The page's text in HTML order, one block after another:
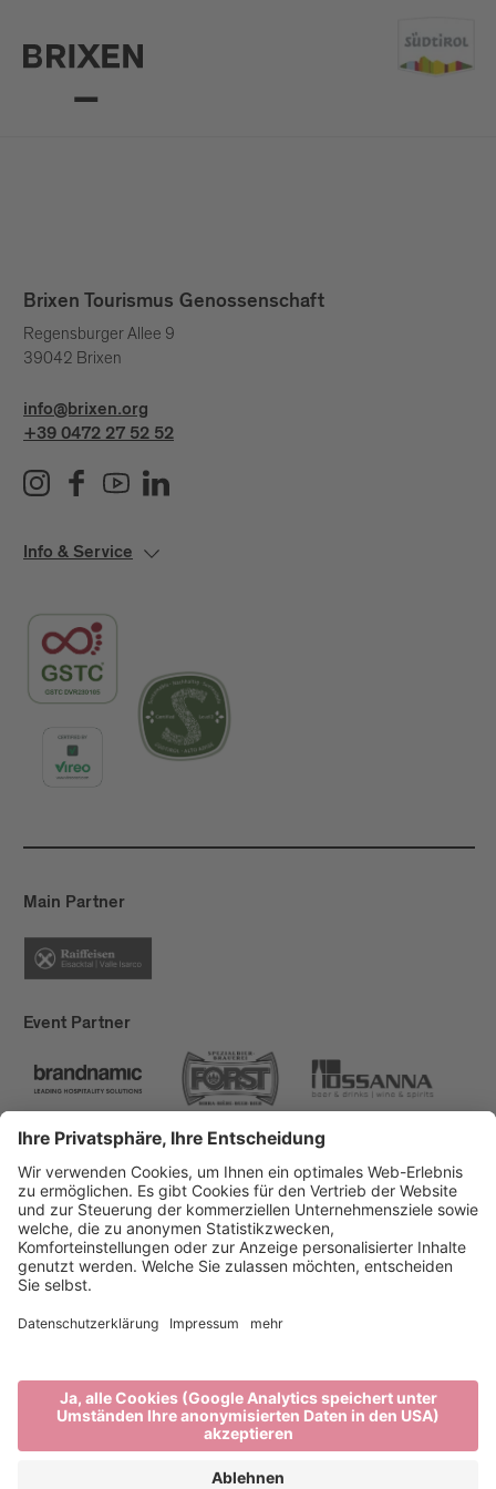
Brixen Tourismus Genossenschaft
Regensburger Allee 9
39042 Brixen
info@brixen.org
+39 0472 27 52 52
Info & Service
Main Partner
Event Partner
Brixen Tourismus
Privacy
Impressum
Förderungen
produced by